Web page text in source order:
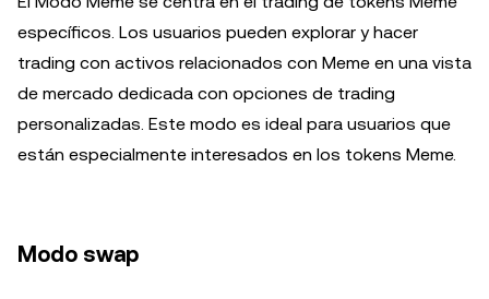
específicos. Los usuarios pueden explorar y hacer
trading con activos relacionados con Meme en una vista
de mercado dedicada con opciones de trading
personalizadas. Este modo es ideal para usuarios que
están especialmente interesados en los tokens Meme.
Modo swap